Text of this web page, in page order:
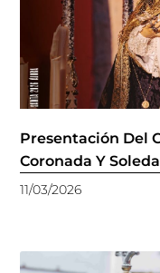
Presentación Del
Coronada Y
11/03/2026